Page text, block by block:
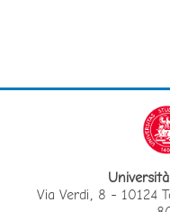
Via Verdi, 8 - 10124